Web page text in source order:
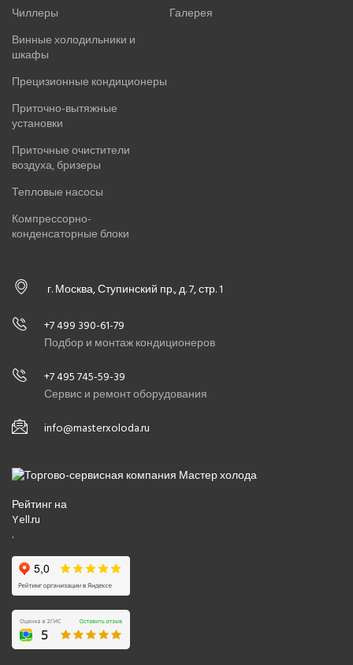
Чиллеры
Винные холодильники и
шкафы
Прецизионные кондиционеры
Приточно-вытяжные
установки
Приточные очистители
воздуха, бризеры
Тепловые насосы
Компрессорно-
конденсаторные блоки
Галерея
г. Москва, Ступинский пр., д. 7, стр. 1
+7 499 390-61-79
Подбор и монтаж кондиционеров
+7 495 745-59-39
Сервис и ремонт оборудования
info@masterxoloda.ru
Рейтинг на
Yell.ru
.